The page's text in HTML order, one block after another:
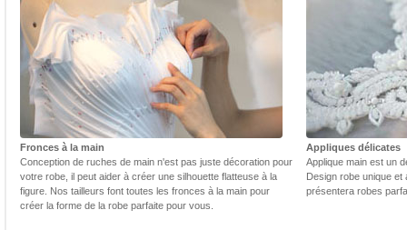
Fronces à la main
Conception de ruches de main n'est pas juste décoration pour
votre robe, il peut aider à créer une silhouette flatteuse à la
figure. Nos tailleurs font toutes les fronces à la main pour
créer la forme de la robe parfaite pour vous.
Appliques délicates
Applique main est un
Design robe unique et
présentera robes